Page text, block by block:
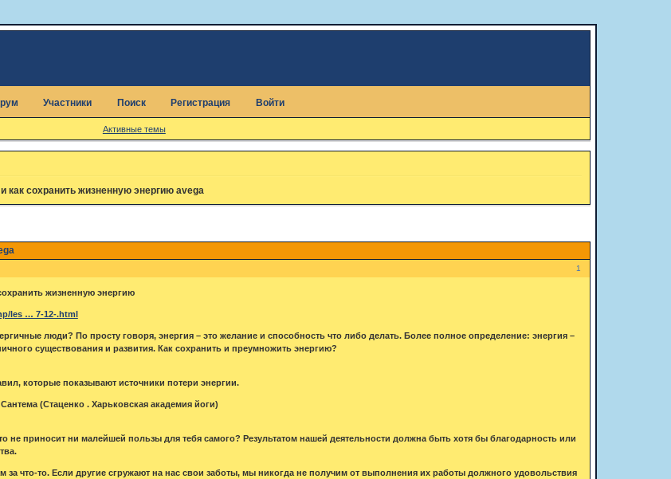
Участники Поиск Регистрация Войти
Активные темы
как сохранить жизненную энергию avega
1
жизненную энергию
les … 7-12-.html
люди? По просту говоря, энергия – это желание и способность что либо делать. Более полное определение: энергия –
существования и развития. Как сохранить и преумножить энергию?
которые показывают источники потери энергии.
(Стаценко . Харьковская академия йоги)
не приносит ни малейшей пользы для тебя самого? Результатом нашей деятельности должна быть хотя бы благодарность или
за что-то. Если другие сгружают на нас свои заботы, мы никогда не получим от выполнения их работы должного удовольствия